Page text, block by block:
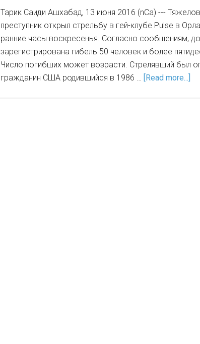
Тарик Саиди Ашхабад, 13 июня 2016 (nCa) ---
преступник открыл стрельбу в гей-клубе Pulse в
ранние часы воскресенья. Согласно сообщениям,
зарегистрирована гибель 50 человек и более
Число погибших может возрасти. Стрелявший был
гражданин США родившийся в 1986 … [Read more...]